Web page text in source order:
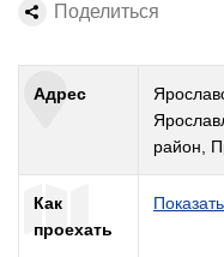
Адрес
район,
Как
проехать
Поделиться